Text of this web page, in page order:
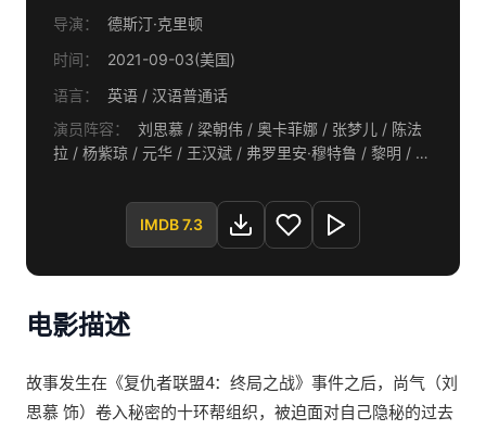
导演：
德斯汀·克里顿
时间：
2021-09-03(美国)
语言：
英语 / 汉语普通话
演员阵容：
刘思慕 / 梁朝伟 / 奥卡菲娜 / 张梦儿 / 陈法
拉 / 杨紫琼 / 元华 / 王汉斌 / 弗罗里安·穆特鲁 / 黎明 / 本
达拉斯·刘 / 钱信伊 / 钱佛南 / 扎克·切利 / 刘家勇 / 赫小
·鲁法洛 / 蒂姆·罗斯
IMDB 7.3
电影描述
故事发生在《复仇者联盟4：终局之战》事件之后，尚气（刘
思慕 饰）卷入秘密的十环帮组织，被迫面对自己隐秘的过去